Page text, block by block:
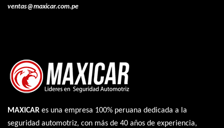
ventas@maxicar.com.pe
MAXICAR es una empresa 100% peruana dedicada a la
seguridad automotriz, con más de 40 años de experiencia,